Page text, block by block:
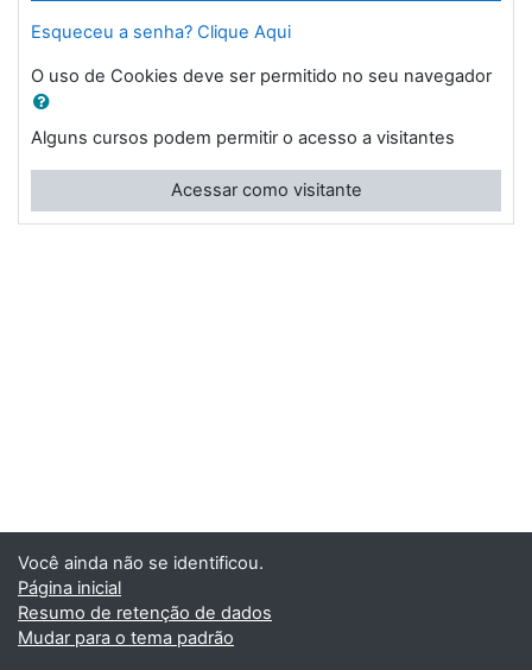
Esqueceu a senha? Clique Aqui
O uso de Cookies deve ser permitido no seu navegador
Alguns cursos podem permitir o acesso a visitantes
Acessar como visitante
Você ainda não se identificou.
Página inicial
Resumo de retenção de dados
Mudar para o tema padrão